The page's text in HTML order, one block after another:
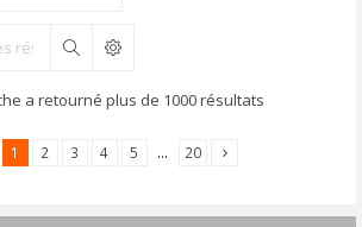
Rechercher
a retourné plus de 1000 résultats
1 2 3 4 5 … 20